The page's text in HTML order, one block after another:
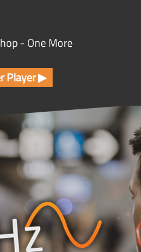
- One More
Player ▶